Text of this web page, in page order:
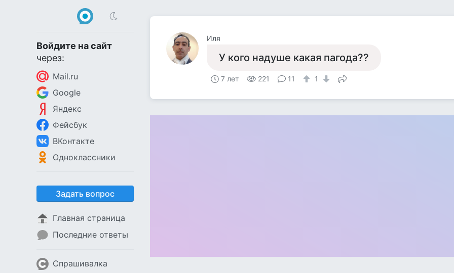
Войдите на сайт
через:
Mail.ru
Google
Яндекс
Фейсбук
ВКонтакте
Одноклассники
Задать вопрос
Главная страница
Последние ответы
Спрашивалка
Иля
У кого надуше какая пагода??
7 лет 221 11 1